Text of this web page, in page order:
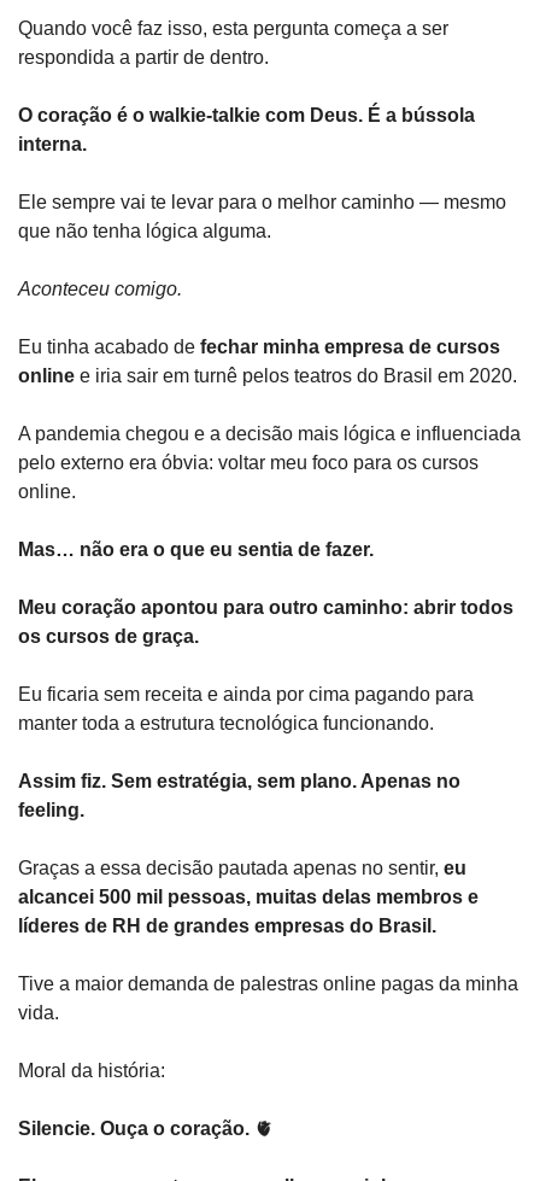
Quando você faz isso, esta pergunta começa a ser
respondida a partir de dentro.
O coração é o walkie-talkie com Deus. É a bússola
interna.
Ele sempre vai te levar para o melhor caminho — mesmo
que não tenha lógica alguma.
Aconteceu comigo.
Eu tinha acabado de fechar minha empresa de cursos
online e iria sair em turnê pelos teatros do Brasil em 2020.
A pandemia chegou e a decisão mais lógica e influenciada
pelo externo era óbvia: voltar meu foco para os cursos
online.
Mas… não era o que eu sentia de fazer.
Meu coração apontou para outro caminho: abrir todos
os cursos de graça.
Eu ficaria sem receita e ainda por cima pagando para
manter toda a estrutura tecnológica funcionando.
Assim fiz. Sem estratégia, sem plano. Apenas no
feeling.
Graças a essa decisão pautada apenas no sentir, eu
alcancei 500 mil pessoas, muitas delas membros e
líderes de RH de grandes empresas do Brasil.
Tive a maior demanda de palestras online pagas da minha
vida.
Moral da história:
Silencie. Ouça o coração. 🫀